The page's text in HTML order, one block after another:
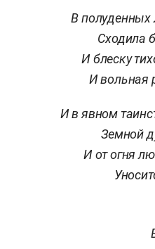
В полуденных
Сходила
И блеску
И вольная
И в явном
Земной
И от огня